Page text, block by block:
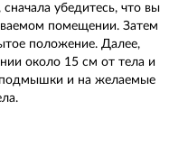
убедитесь, что вы
помещении. Затем
положение. Далее,
около 15 см от тела и
подмышки и на желаемые